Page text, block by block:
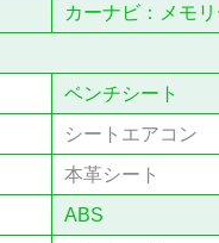
カーナビ：メモ
ベンチシート
シートエアコン
本⾰シート
ABS